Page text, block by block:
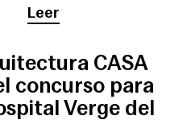
Leer
CASA
concurso para
Verge del